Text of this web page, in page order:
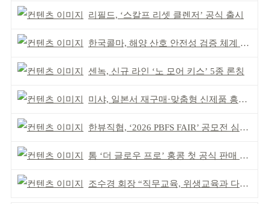
리필드, ‘스칼프 리셋 클렌저’ 공식 출시
한국콜마, 해양 산호 안전성 검증 체계 구축
센녹, 신규 라인 ‘노 모어 키스’ 5종 론칭
미샤, 일본서 재구매·맞춤형 신제품 흥행 ‘쌍끌이’
한뷰직협, ‘2026 PBFS FAIR’ 공모전 심사 성료
톰 ‘더 글로우 프로’ 홍콩 첫 공식 판매 완판
조수경 회장 “직무교육, 위생교육과 다르다”